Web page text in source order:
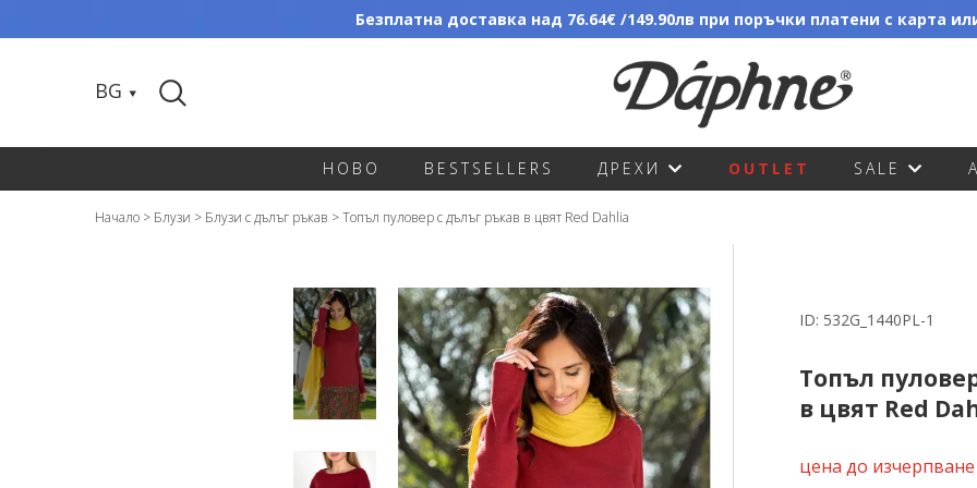
Безплатна доставка над 76.64€ /149.90лв при поръчки платени с карта
BG
НОВО BESTSELLERS ДРЕХИ OUTLET SALE
Начало > Блузи > Блузи с дълъг ръкав >Топъл пуловер с дълъг ръкав в цвят Red Dahlia
ID: 532G_1440PL-1
Топъл
в цвят Red
цена до